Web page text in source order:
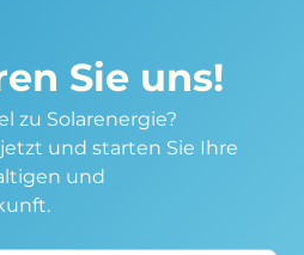
Sie uns!
zu Solarenergie?
und starten Sie Ihre
und